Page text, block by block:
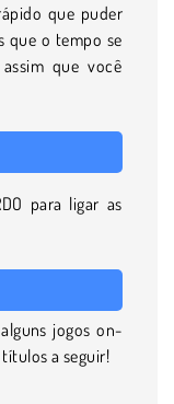
que puder
que o tempo se
que você
para ligar as
jogos on-
a seguir!